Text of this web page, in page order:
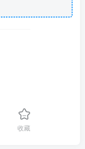
收藏